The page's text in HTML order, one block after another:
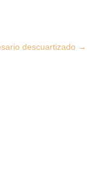
descuartizado →